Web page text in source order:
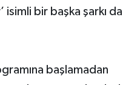
isimli bir başka şarkı da
başlamadan